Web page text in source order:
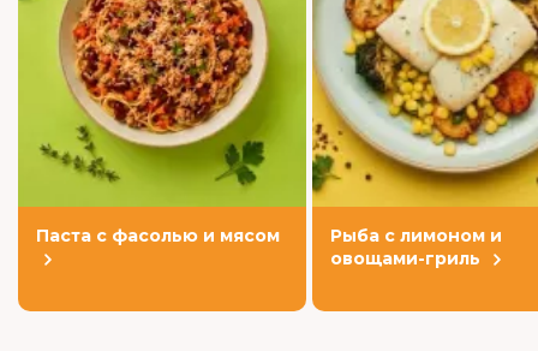
Паста с фасолью и мясом
Рыба с лимоном и
овощами-гриль